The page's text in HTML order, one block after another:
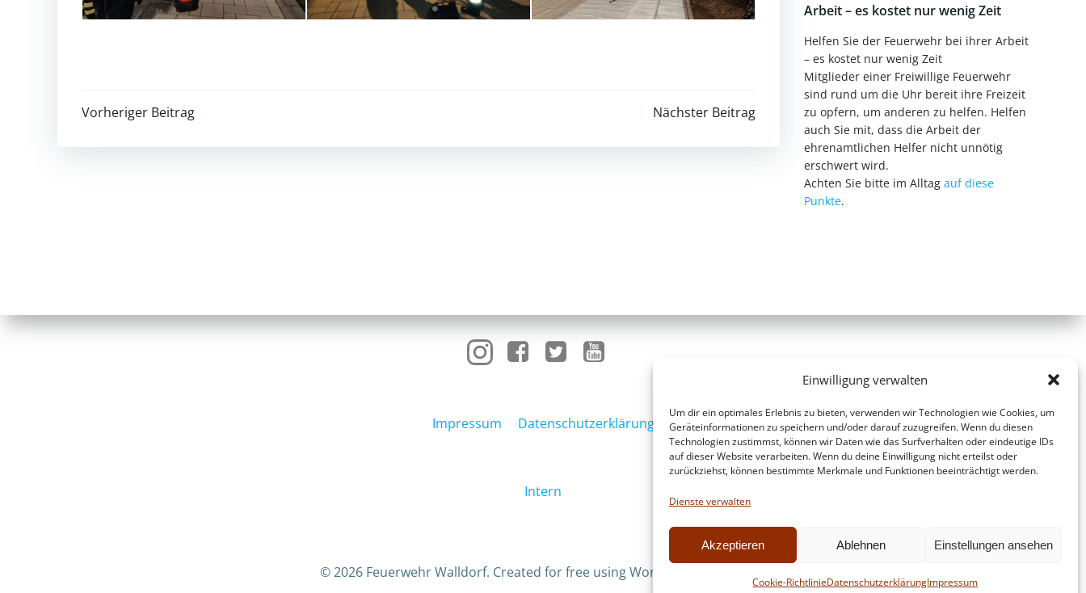
Einwilligung verwalten
Um dir ein optimales Erlebnis zu bieten, verwenden wir Technologien wie Cookies, um
Geräteinformationen zu speichern und/oder darauf zuzugreifen. Wenn du diesen
Technologien zustimmst, können wir Daten wie das Surfverhalten oder eindeutige IDs
auf dieser Website verarbeiten. Wenn du deine Einwilligung nicht erteilst oder
zurückziehst, können bestimmte Merkmale und Funktionen beeinträchtigt werden.
Dienste verwalten
Akzeptieren Ablehnen Einstellungen ansehen
Cookie-RichtlinieDatenschutzerklärungImpressum
Post
navigation
Vorheriger Beitrag
navigation
Nächster Beitrag
Arbeit – es kostet nur wenig Zeit
Helfen Sie der Feuerwehr bei ihrer Arbeit
– es kostet nur wenig Zeit
Mitglieder einer Freiwillige Feuerwehr
sind rund um die Uhr bereit ihre Freizeit
zu opfern, um anderen zu helfen. Helfen
auch Sie mit, dass die Arbeit der
ehrenamtlichen Helfer nicht unnötig
erschwert wird.
Achten Sie bitte im Alltag auf diese
Punkte.
Impressum Datenschutzerklärung
Intern
© 2026 Feuerwehr Walldorf. Created for free using WordPress and